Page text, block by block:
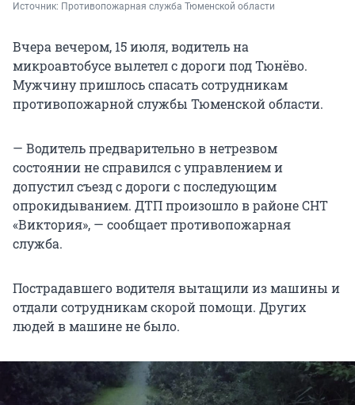
Источник: Противопожарная служба Тюменской области
Вчера вечером, 15 июля, водитель на
микроавтобусе вылетел с дороги под Тюнёво.
Мужчину пришлось спасать сотрудникам
противопожарной службы Тюменской области.
— Водитель предварительно в нетрезвом
состоянии не справился с управлением и
допустил съезд с дороги с последующим
опрокидыванием. ДТП произошло в районе СНТ
«Виктория», — сообщает противопожарная
служба.
Пострадавшего водителя вытащили из машины и
отдали сотрудникам скорой помощи. Других
людей в машине не было.